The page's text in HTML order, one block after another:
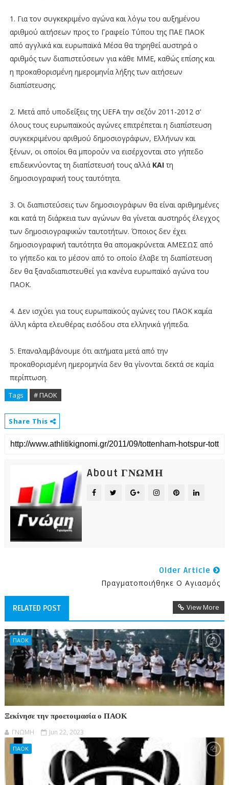
1. Για τον συγκεκριμένο αγώνα και λόγω του αυξημένου
αριθμού αιτήσεων προς το Γραφείο Τύπου της ΠΑΕ ΠΑΟΚ
από αγγλικά και ευρωπαϊκά Μέσα θα τηρηθεί αυστηρά ο
αριθμός των διαπιστεύσεων για κάθε ΜΜΕ, καθώς επίσης και
η προκαθορισμένη ημερομηνία λήξης των αιτήσεων
διαπίστευσης.
2. Μετά από υποδείξεις της UEFA την σεζόν 2011-2012 σ'
όλους τους ευρωπαϊκούς αγώνες επιτρέπεται η διαπίστευση
συγκεκριμένου αριθμού δημοσιογράφων, Ελλήνων και
ξένων, οι οποίοι θα μπορούν να εισέρχονται στο γήπεδο
επιδεικνύοντας τη διαπίστευσή τους αλλά ΚΑΙ τη
δημοσιογραφική τους ταυτότητα.
3. Οι διαπιστεύσεις των δημοσιογράφων θα είναι αριθμημένες
και κατά τη διάρκεια των αγώνων θα γίνεται αυστηρός έλεγχος
των δημοσιογραφικών ταυτοτήτων. Όποιος δεν έχει
δημοσιογραφική ταυτότητα θα απομακρύνεται ΑΜΕΣΩΣ από
το γήπεδο και το μέσον από το οποίο έλαβε τη διαπίστευση
δεν θα ξαναδιαπιστευθεί για κανένα ευρωπαϊκό αγώνα του
ΠΑΟΚ.
4. Δεν ισχύει για τους ευρωπαϊκούς αγώνες του ΠΑΟΚ καμία
άλλη κάρτα ελευθέρας εισόδου στα ελληνικά γήπεδα.
5. Επαναλαμβάνουμε ότι αιτήματα μετά από την
προκαθορισμένη ημερομηνία δεν θα γίνονται δεκτά σε καμία
περίπτωση.
Tags # ΠΑΟΚ
Share This
About ΓΝΩΜΗ
Older Article
Πραγματοποιήθηκε Ο Αγιασμός
RELATED POST View More
ΠΑΟΚ
Ξεκίνησε την προετοιμασία ο ΠΑΟΚ
ΓΝΩΜΗ Jun 22, 2023
ΠΑΟΚ